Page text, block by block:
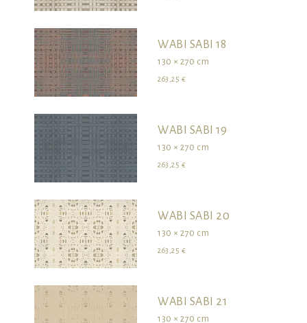
WABI SABI 18
130 × 270 cm
263,25 €
WABI SABI 19
130 × 270 cm
263,25 €
WABI SABI 20
130 × 270 cm
263,25 €
WABI SABI 21
130 × 270 cm